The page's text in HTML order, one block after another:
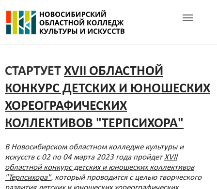
Toggle
СТАРТУЕТ XVII ОБЛАСТНОЙ
КОНКУРС ДЕТСКИХ И ЮНОШЕСКИХ
ХОРЕОГРАФИЧЕСКИХ
КОЛЛЕКТИВОВ "ТЕРПСИХОРА"
В Новосибирском областном колледже культуры и
искусств с 02 по 04 марта 2023 года пройдетXVII
областной конкурс детских и юношеских коллективов
"Терпсихора", который проводится с целью творческого